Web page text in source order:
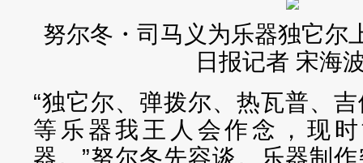
努尔冬・司马义为乐器独它尔
日报记者 宋海
“独它尔、弹拨尔、热瓦普、
等乐器我王人会作念，现
器。”努尔冬先容谈。乐器制